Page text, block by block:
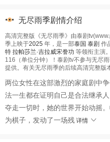
无尽雨季剧情介绍
高清完整版《无尽雨季》由泰剧
季上映于2025 年，是一部泰国 泰剧 作
特 拉帕莎兰·吉拉威宋誊功 等领衔主演
116（单位分钟）！泰剧tv不参与无尽
提供。有关无尽雨季的后续高清完整版
两位女性在这部激烈的家庭剧中
法一生都在证明自己是合法继承
夺走一切时，她的世界开始动摇
为棋子，发动了一场残 详情